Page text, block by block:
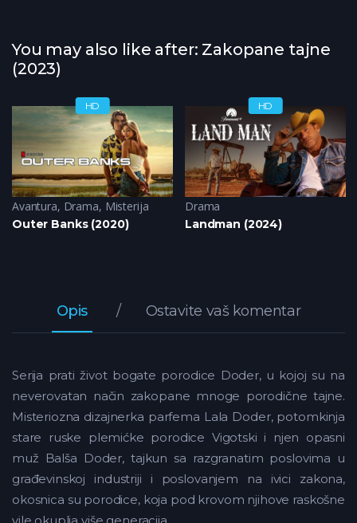
You may also like after: Zakopane tajne
(2023)
HD
Avantura, Drama, Misterija
Outer Banks (2020)
HD
Drama
Landman (2024)
Opis Ostavite vaš komentar
Serija prati život bogate porodice Doder, u kojoj su na
neverovatan način zakopane mnoge porodične tajne.
Misteriozna dizajnerka parfema Lala Doder, potomkinja
stare ruske plemićke porodice Vigotski i njen opasni
muž Balša Doder, tajkun sa razgranatim poslovima u
građevinskoj industriji i poslovanjem na ivici zakona,
okosnica su porodice, koja pod krovom njihove raskošne
vile okuplja više generacija.